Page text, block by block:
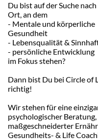
Du bist auf der Suche
Ort, an dem
- Mentale und körperliche
Gesundheit
- Lebensqualität &
- persönliche Entwicklung
im Fokus stehen?
Dann bist Du bei Circle of
richtig!
Wir stehen für eine
psychologischer Beratung,
maßgeschneiderter
Gesundheits- & Life